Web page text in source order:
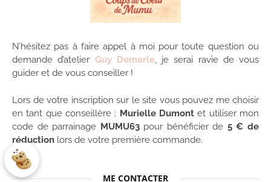
N’hésitez pas à faire appel à moi pour toute question ou
demande d’atelier Guy Demarle, je serai ravie de vous
guider et de vous conseiller !
Lors de votre inscription sur le site vous pouvez me choisir
en tant que conseillère : Murielle Dumont et utiliser mon
code de parrainage MUMU63pour bénéficier de 5 € de
réduction lors de votre première commande.
ME CONTACTER